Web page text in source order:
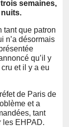
semaines,
tant que patron
n’a désormais
qu’il y
et il y a eu
de Paris de
et a
tant
les EHPAD.